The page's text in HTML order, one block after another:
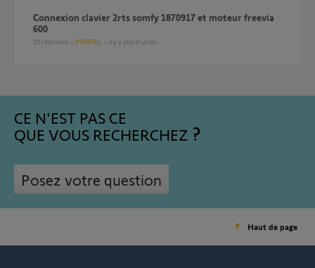
connexion clavier 2rts somfy 1870917 et moteur freevia
600
10 réponses PORTAIL il y a plus d'un an
CE N'EST PAS CE
QUE VOUS RECHERCHEZ
Posez votre question
Haut de page